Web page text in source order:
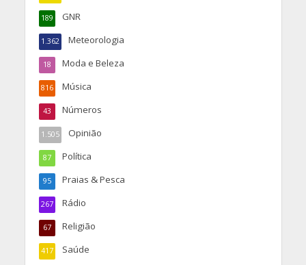
GNR
189
Meteorologia
1.362
Moda e Beleza
18
Música
816
Números
43
Opinião
1.505
Política
87
Praias & Pesca
95
Rádio
267
Religião
67
Saúde
417